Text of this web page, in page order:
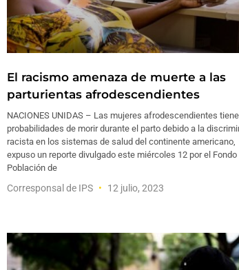
El racismo amenaza de muerte a las
parturientas afrodescendientes
NACIONES UNIDAS – Las mujeres afrodescendientes
probabilidades de morir durante el parto debido a la
racista en los sistemas de salud del continente americano,
expuso un reporte divulgado este miércoles 12 por el Fondo
Población de
Corresponsal de IPS 12 julio, 2023